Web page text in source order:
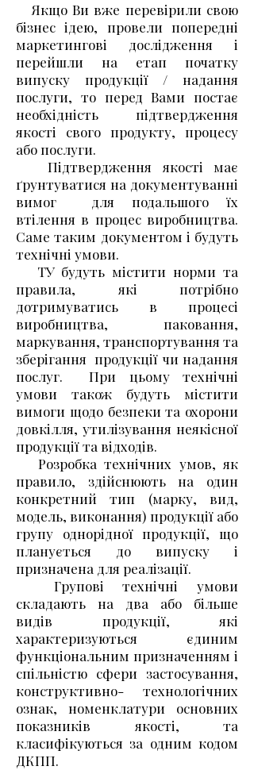
Якщо Ви вже перевірили свою
бізнес ідею, провели попередні
маркетингові дослідження і
перейшли на етап початку
випуску продукції / надання
послуги, то перед Вами постає
необхідність підтвердження
якості свого продукту, процесу
або послуги.
Підтвердження якості має
ґрунтуватися на документуванні
вимог для подальшого їх
втілення в процес виробництва.
Саме таким документом і будуть
технічні умови.
ТУ будуть містити норми та
правила, які потрібно
дотримуватись в процесі
виробництва, паковання,
маркування, транспортування та
зберігання продукції чи надання
послуг. При цьому технічні
умови також будуть містити
вимоги щодо безпеки та охорони
довкілля, утилізування неякісної
продукції та відходів.
Розробка технічних умов, як
правило, здійснюють на один
конкретний тип (марку, вид,
модель, виконання) продукції або
групу однорідної продукції, що
планується до випуску і
призначена для реалізації.
Групові технічні умови
складають на два або більше
видів продукції, які
характеризуються єдиним
функціональним призначенням і
спільністю сфери застосування,
конструктивно- технологічних
ознак, номенклатури основних
показників якості, та
класифікуються за одним кодом
ДКПП.